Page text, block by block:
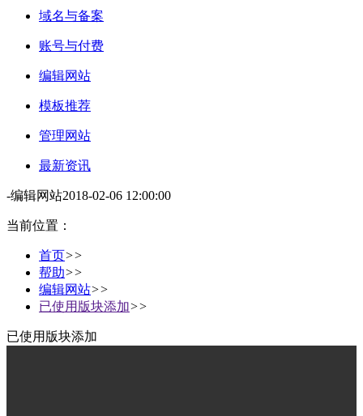
域名与备案
账号与付费
编辑网站
模板推荐
管理网站
最新资讯
-编辑网站2018-02-06 12:00:00
当前位置：
首页>>
帮助>>
编辑网站>>
已使用版块添加>>
已使用版块添加